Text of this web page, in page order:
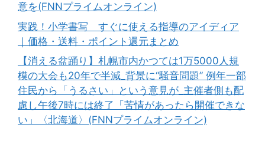
意を(FNNプライムオンライン)
実践！小学書写 すぐに使える指導のアイディア
｜価格・送料・ポイント還元まとめ
【消える盆踊り】札幌市内かつては1万5000人規
模の大会も20年で半減_背景に“騒音問題” 例年一部
住民から「うるさい」という意見が_主催者側も配
慮し午後7時には終了「苦情があったら開催できな
い」〈北海道〉(FNNプライムオンライン)